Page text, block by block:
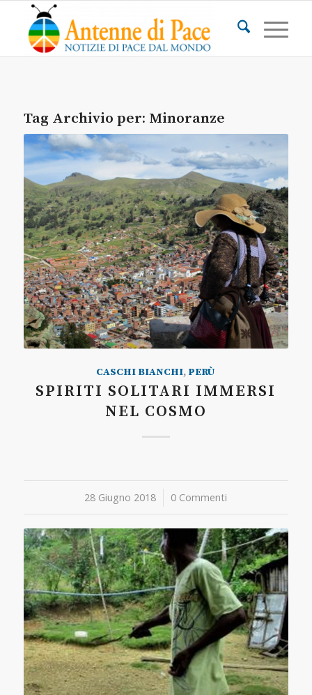
Tag Archivio per: Minoranze
CASCHI BIANCHI, PERÙ
SPIRITI SOLITARI IMMERSI
NEL COSMO
28 Giugno 2018
/ 0 Commenti